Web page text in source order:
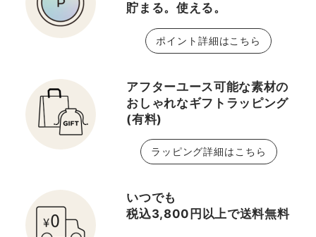
貯まる。使える。
ポイント詳細はこちら
アフターユース可能な素材の
おしゃれなギフトラッピング
(有料)
ラッピング詳細はこちら
いつでも
税込3,800円以上で送料無料